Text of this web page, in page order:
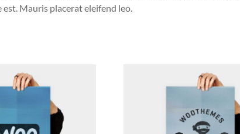
Mauris placerat eleifend leo.